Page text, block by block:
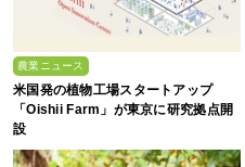
農業ニュース
米国発の植物工場スタートアップ
「Oishii Farm」が東京に研究拠点開
設